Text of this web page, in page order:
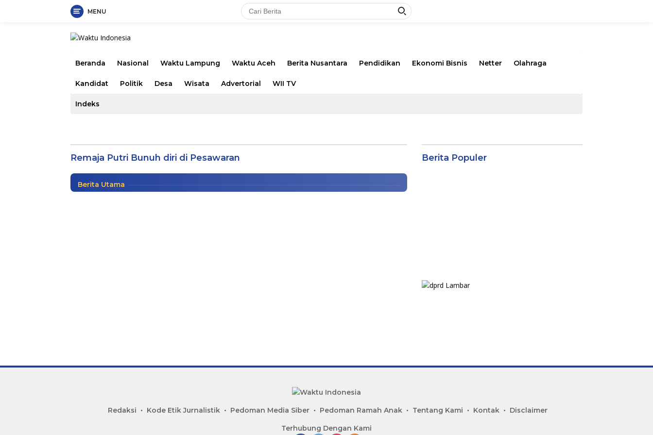
MENU
Beranda Nasional Waktu Lampung Waktu Aceh Berita Nusantara Pendidikan Ekonomi Bisnis Netter Olahraga
Kandidat Politik Desa Wisata Advertorial WII TV
Indeks
Remaja Putri Bunuh diri di Pesawaran
Sebelum Nekat Akhiri Hidup
Netter|7 Mei 2021
Berita Utama
Berita Populer
Redaksi Kode Etik Jurnalistik Pedoman Media Siber Pedoman Ramah Anak Tentang Kami Kontak Disclaimer
Terhubung Dengan Kami